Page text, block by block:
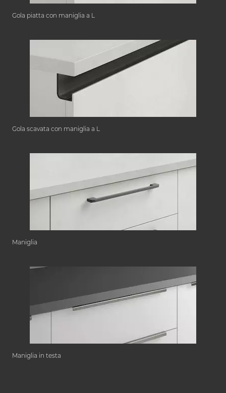
Gola piatta con maniglia a L
Gola scavata con maniglia a L
Maniglia
Maniglia in testa